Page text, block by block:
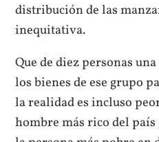
distribución de las
inequitativa.
Que de diez personas
los bienes de ese grupo
la realidad es incluso
hombre más rico del país